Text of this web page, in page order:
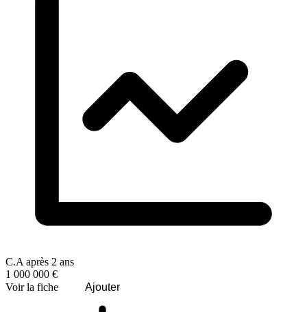
C.A après 2 ans
1 000 000 €
Voir la fiche
Ajouter